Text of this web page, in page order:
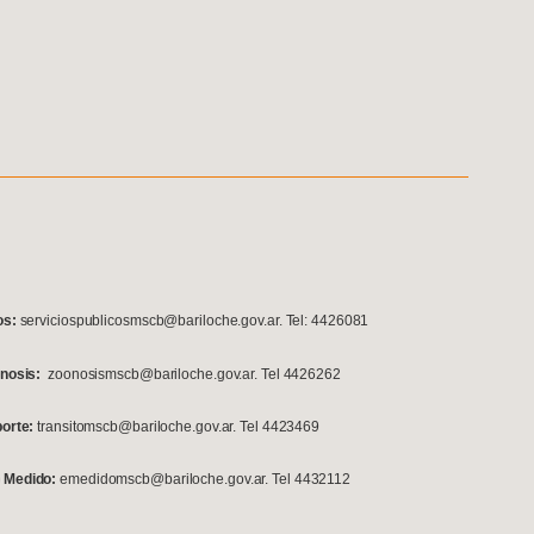
serviciospublicosmscb@bariloche.gov.ar. Tel: 4426081
zoonosismscb@bariloche.gov.ar. Tel 4426262
transitomscb@bariloche.gov.ar. Tel 4423469
Medido:emedidomscb@bariloche.gov.ar. Tel 4432112